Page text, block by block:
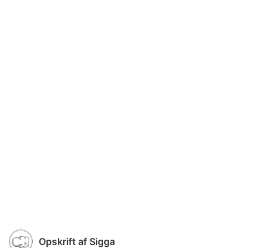
Opskrift af Sigga